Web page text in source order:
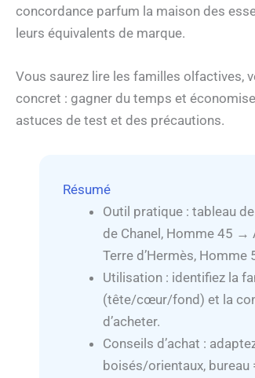
concordance parfum la maison des
leurs équivalents de marque.
Vous saurez lire les familles olfactives,
concret : gagner du temps et
astuces de test et des précautions.
Résumé
Outil pratique : tableau
de Chanel, Homme 45
Terre d’Hermès,
Utilisation : identifiez la
(tête/cœur/fond) et la
d’acheter.
Conseils d’achat :
boisés/orientaux,